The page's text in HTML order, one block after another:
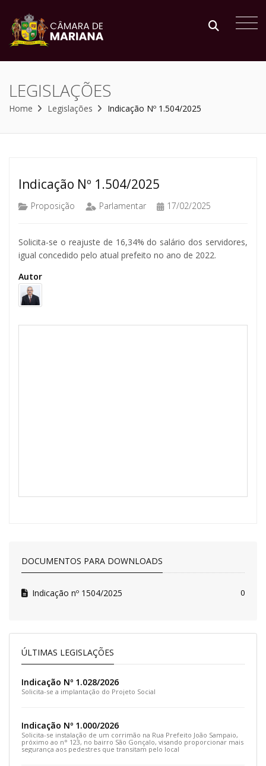
LEGISLAÇÕES
Home Legislações Indicação Nº 1.504/2025
Indicação Nº 1.504/2025
Proposição Parlamentar 17/02/2025
Solicita-se o reajuste de 16,34% do salário dos servidores,
igual concedido pelo atual prefeito no ano de 2022.
Autor
DOCUMENTOS PARA DOWNLOADS
Indicação nº 1504/2025 0
ÚLTIMAS LEGISLAÇÕES
Indicação Nº 1.028/2026
Solicita-se a implantação do Projeto Social
Indicação Nº 1.000/2026
Solicita-se instalação de um corrimão na Rua Prefeito João Sampaio,
próximo ao n° 123, no bairro São Gonçalo, visando proporcionar mais
segurança aos pedestres que transitam pelo local